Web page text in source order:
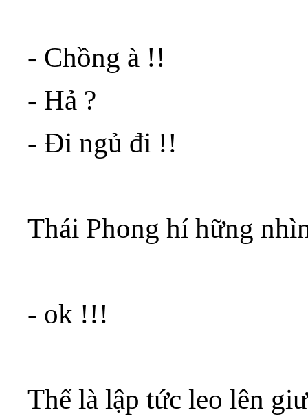
- Chồng à !!
- Hả ?
- Đi ngủ đi !!
Thái Phong hí hững
- ok !!!
Thế là lập tức leo lên